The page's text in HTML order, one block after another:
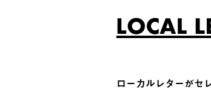
ローカルレターがセ